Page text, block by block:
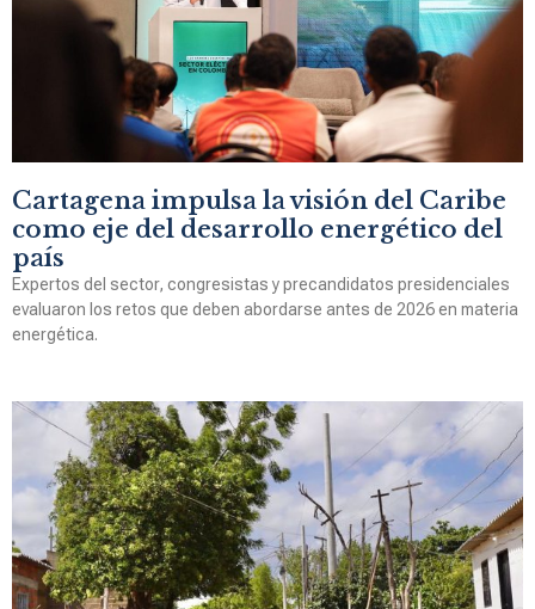
Cartagena impulsa la visión del Caribe
como eje del desarrollo energético del
país
Expertos del sector, congresistas y precandidatos presidenciales
evaluaron los retos que deben abordarse antes de 2026 en materia
energética.